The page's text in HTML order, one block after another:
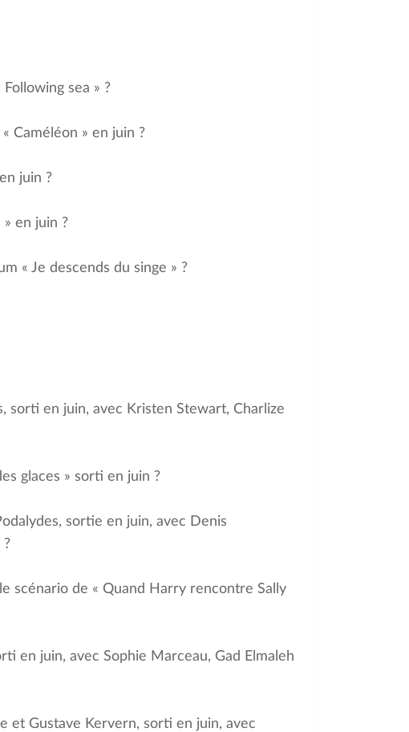
sea » ?
Caméléon » en juin ?
juin ?
» en juin ?
« Je descends du singe » ?
sorti en juin, avec Kristen Stewart, Charlize
glaces » sorti en juin ?
sortie en juin, avec Denis
?
scénario de « Quand Harry rencontre Sally
en juin, avec Sophie Marceau, Gad Elmaleh
et Gustave Kervern, sorti en juin, avec